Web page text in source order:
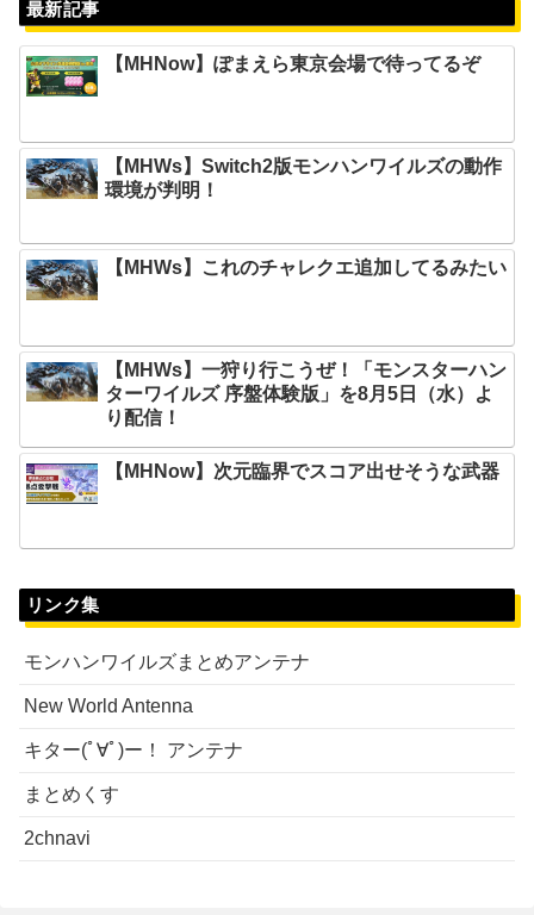
最新記事
【MHNow】ぽまえら東京会場で待ってるぞ
【MHWs】Switch2版モンハンワイルズの動作
環境が判明！
【MHWs】これのチャレクエ追加してるみたい
【MHWs】一狩り行こうぜ！「モンスターハン
ターワイルズ 序盤体験版」を8月5日（水）よ
り配信！
【MHNow】次元臨界でスコア出せそうな武器
リンク集
モンハンワイルズまとめアンテナ
New World Antenna
キター(ﾟ∀ﾟ)ー！ アンテナ
まとめくす
2chnavi